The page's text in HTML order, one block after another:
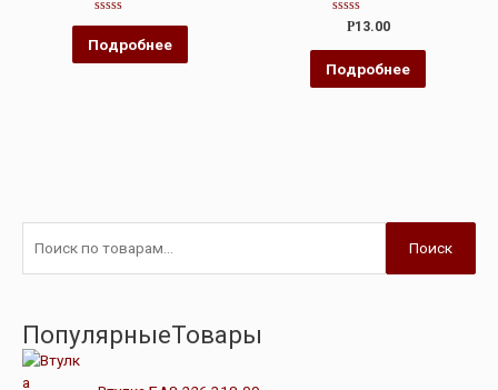
Оценка
из
5
Подробнее
Оценка
из
Р13.00
Подробнее
Поиск
ПопулярныеТовары